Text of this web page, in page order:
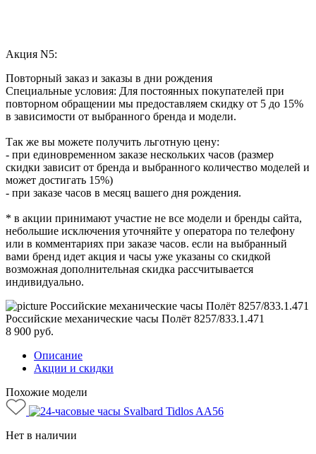
Акция N5:
Повторный заказ и заказы в дни рождения
Специальные условия: Для постоянных покупателей при
повторном обращении мы предоставляем скидку от 5 до 15%
в зависимости от выбранного бренда и модели.
Так же вы можете получить льготную цену:
- при единовременном заказе нескольких часов (размер
скидки зависит от бренда и выбранного количество моделей и
может достигать 15%)
- при заказе часов в месяц вашего дня рождения.
* в акции принимают участие не все модели и бренды сайта,
небольшие исключения уточняйте у оператора по телефону
или в комментариях при заказе часов. если на выбранный
вами бренд идет акция и часы уже указаны со скидкой
возможная дополнительная скидка рассчитывается
индивидуально.
Российские механические часы Полёт 8257/833.1.471
8 900 руб.
Описание
Акции и скидки
Похожие модели
Нет в наличии